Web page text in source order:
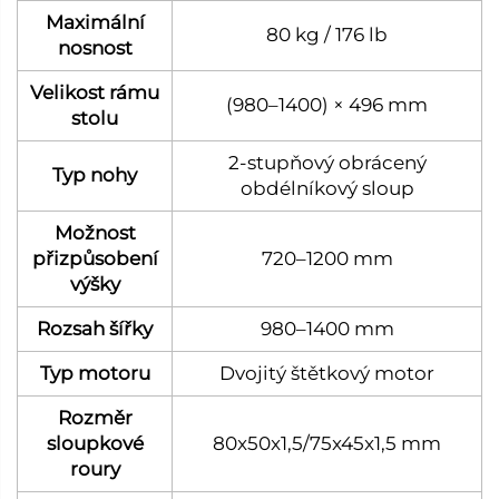
Maximální
nosnost
80 kg / 176 lb
Velikost rámu
stolu
(980–1400) × 496 mm
Typ nohy
2-stupňový obrácený
obdélníkový sloup
Možnost
přizpůsobení
výšky
720–1200 mm
Rozsah šířky
980–1400 mm
Typ motoru
Dvojitý štětkový motor
Rozměr
sloupkové
roury
80x50x1,5/75x45x1,5 mm